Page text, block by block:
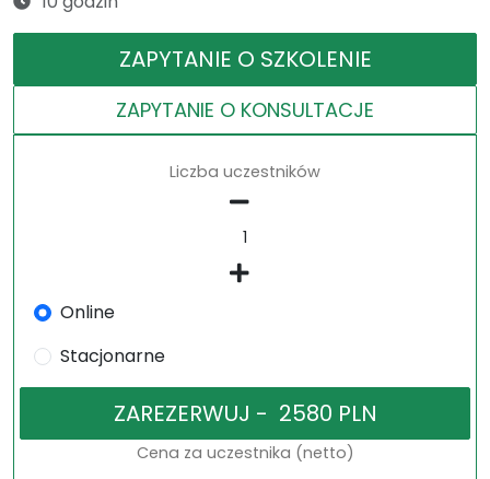
ZAPYTANIE O SZKOLENIE
ZAPYTANIE O KONSULTACJE
Liczba uczestników
Online
Stacjonarne
Cena za uczestnika (netto)